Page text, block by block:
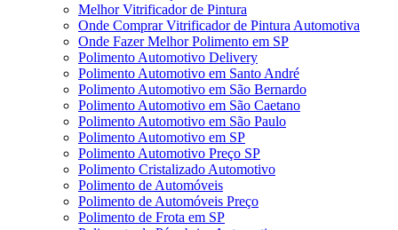
Melhor Vitrificador de Pintura
Onde Comprar Vitrificador de Pintura Automotiva
Onde Fazer Melhor Polimento em SP
Polimento Automotivo Delivery
Polimento Automotivo em Santo André
Polimento Automotivo em São Bernardo
Polimento Automotivo em São Caetano
Polimento Automotivo em São Paulo
Polimento Automotivo em SP
Polimento Automotivo Preço SP
Polimento Cristalizado Automotivo
Polimento de Automóveis
Polimento de Automóveis Preço
Polimento de Frota em SP